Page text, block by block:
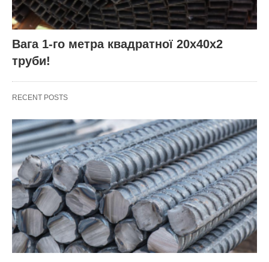
Вага 1-го метра квадратної 20х40х2
труби!
RECENT POSTS